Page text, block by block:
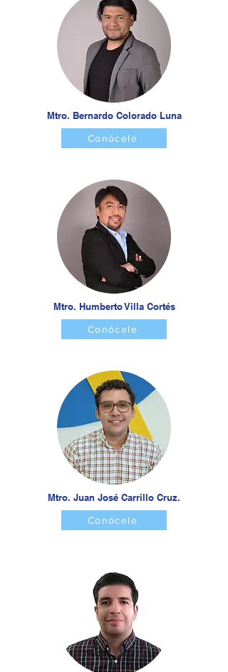
Mtro. Bernardo Colorado Luna
Conócele
Mtro. Humberto Villa Cortés
Conócele
Mtro. Juan José Carrillo Cruz.
Conócele